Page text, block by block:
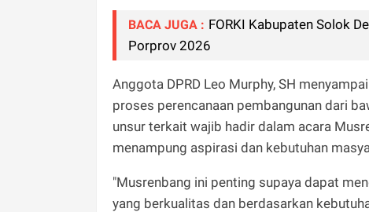
BACA JUGA : FORKI Kabupaten Solok
Porprov 2026
Anggota DPRD Leo Murphy, SH
proses perencanaan pembangunan dari
unsur terkait wajib hadir dalam acara
menampung aspirasi dan kebutuhan
"Musrenbang ini penting supaya dapat
yang berkualitas dan berdasarkan